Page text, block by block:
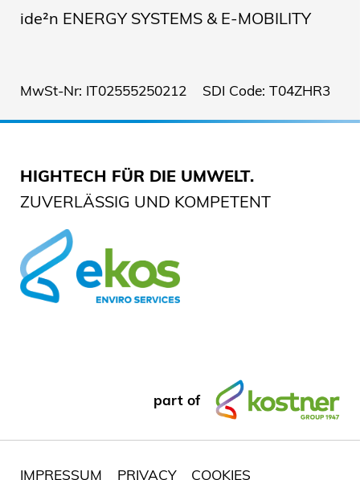
ide²n ENERGY SYSTEMS & E-MOBILITY
MwSt-Nr: IT02555250212 SDI Code: T04ZHR3
HIGHTECH FÜR DIE UMWELT.
ZUVERLÄSSIG UND KOMPETENT
part of
IMPRESSUM PRIVACY COOKIES